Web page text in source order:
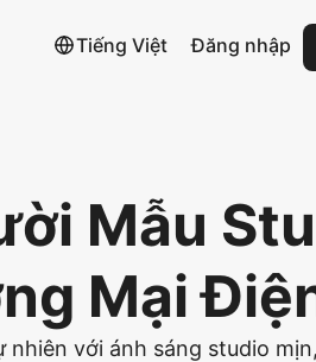
Tiếng Việt Đăng nhập
Mẫu
Mại
với ánh sáng studio